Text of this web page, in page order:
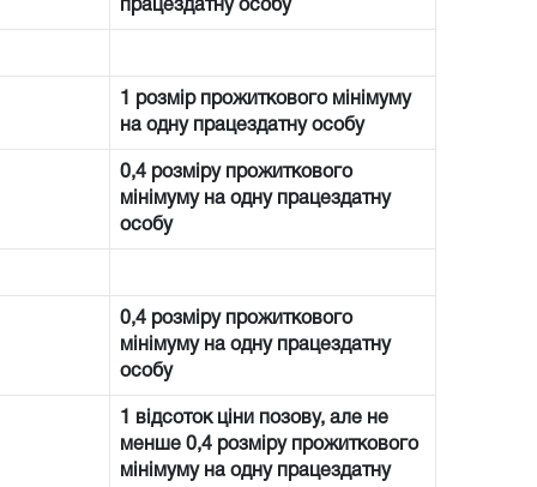
працездатну особу
1 розмір прожиткового мінімуму
на одну працездатну особу
0,4 розміру прожиткового
мінімуму на одну працездатну
особу
0,4 розміру прожиткового
мінімуму на одну працездатну
особу
1 відсоток ціни позову, але не
менше 0,4 розміру прожиткового
мінімуму на одну працездатну